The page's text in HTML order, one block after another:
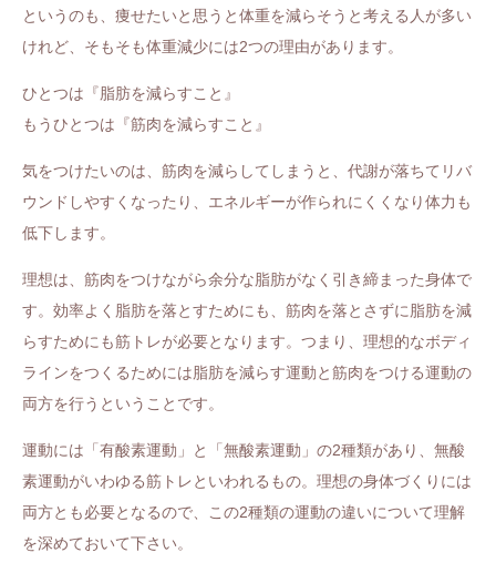
というのも、痩せたいと思うと体重を減らそうと考える人が多い
けれど、そもそも体重減少には2つの理由があります。
ひとつは『脂肪を減らすこと』
もうひとつは『筋肉を減らすこと』
気をつけたいのは、筋肉を減らしてしまうと、代謝が落ちてリバ
ウンドしやすくなったり、エネルギーが作られにくくなり体力も
低下します。
理想は、筋肉をつけながら余分な脂肪がなく引き締まった身体で
す。効率よく脂肪を落とすためにも、筋肉を落とさずに脂肪を減
らすためにも筋トレが必要となります。つまり、理想的なボディ
ラインをつくるためには脂肪を減らす運動と筋肉をつける運動の
両方を行うということです。
運動には「有酸素運動」と「無酸素運動」の2種類があり、無酸
素運動がいわゆる筋トレといわれるもの。理想の身体づくりには
両方とも必要となるので、この2種類の運動の違いについて理解
を深めておいて下さい。